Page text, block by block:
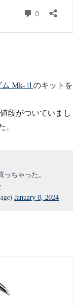
ム Mk-Ⅱ のキットを
段がついていまし
。
ちゃった。
January 8, 2024